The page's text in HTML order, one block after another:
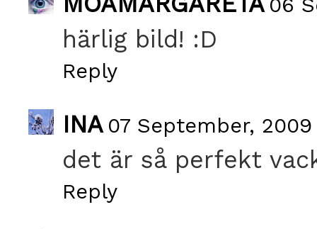
härlig bild! :D
Reply
INA 07 September, 2009
det är så perfekt
Reply